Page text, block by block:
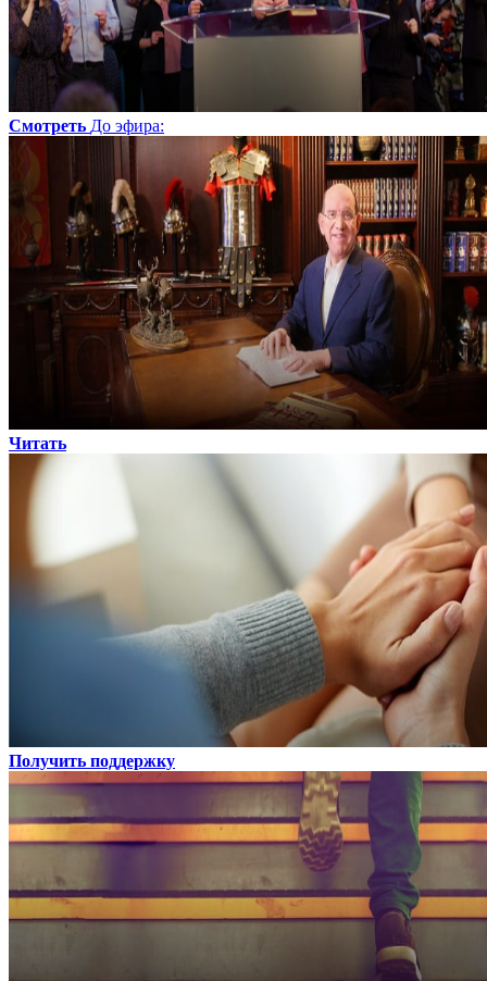
Смотреть До эфира:
Читать
Получить поддержку